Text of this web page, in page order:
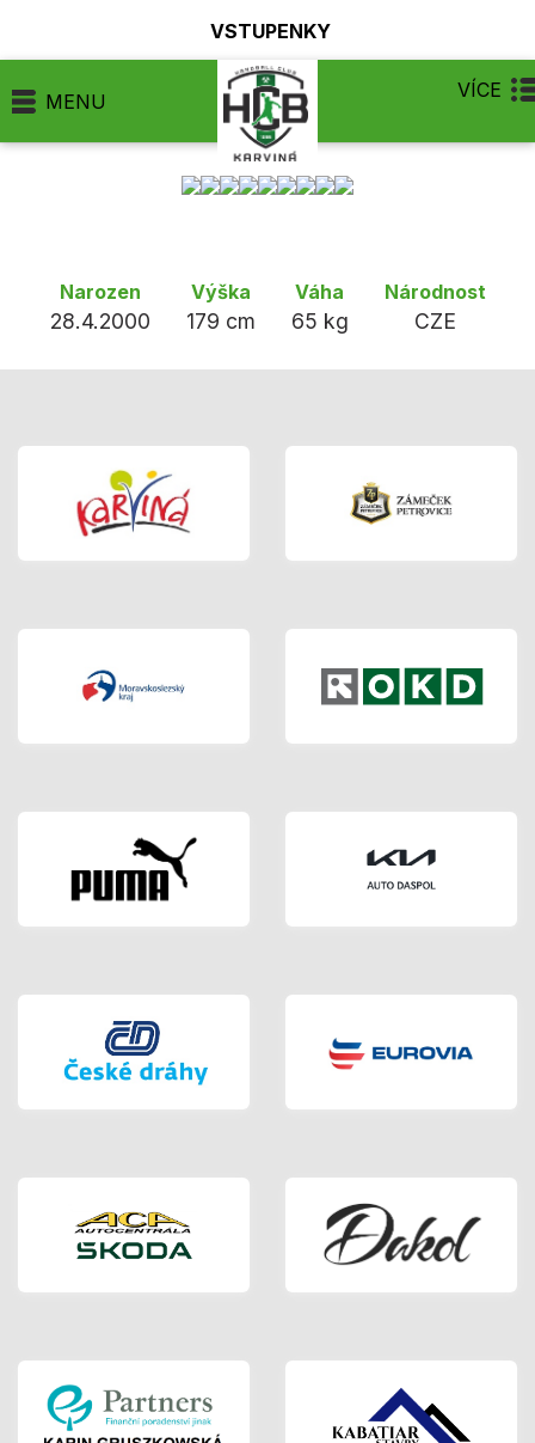
VSTUPENKY
MENU VÍCE
Narozen
28.4.2000
Výška
179 cm
Váha
65 kg
Národnost
CZE